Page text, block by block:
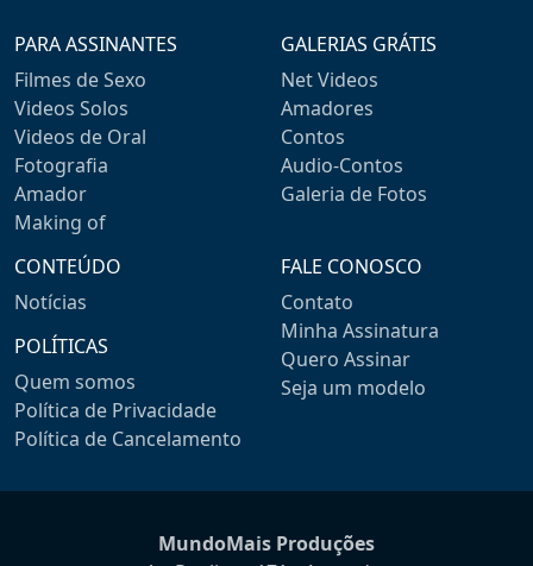
PARA ASSINANTES
Filmes de Sexo
Videos Solos
Videos de Oral
Fotografia
Amador
Making of
GALERIAS GRÁTIS
Net Videos
Amadores
Contos
Audio-Contos
Galeria de Fotos
CONTEÚDO
Notícias
POLÍTICAS
Quem somos
Política de Privacidade
Política de Cancelamento
FALE CONOSCO
Contato
Minha Assinatura
Quero Assinar
Seja um modelo
MundoMais Produções